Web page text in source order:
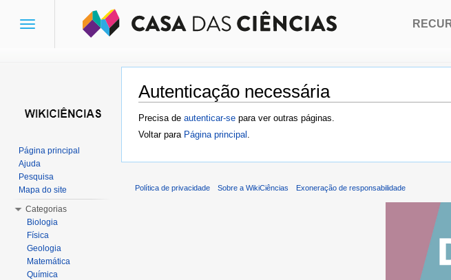
Autenticação necessária
Ir para:navegação,pesquisa
Precisa de autenticar-se para ver outras páginas.
Voltar para Página principal
Toggle
Página principal
Ajuda
Pesquisa
Mapa do site
Categorias
Biologia
Física
Geologia
Matemática
Química
Política de privacidade Sobre a WikiCiências Exoneração de responsabilidade